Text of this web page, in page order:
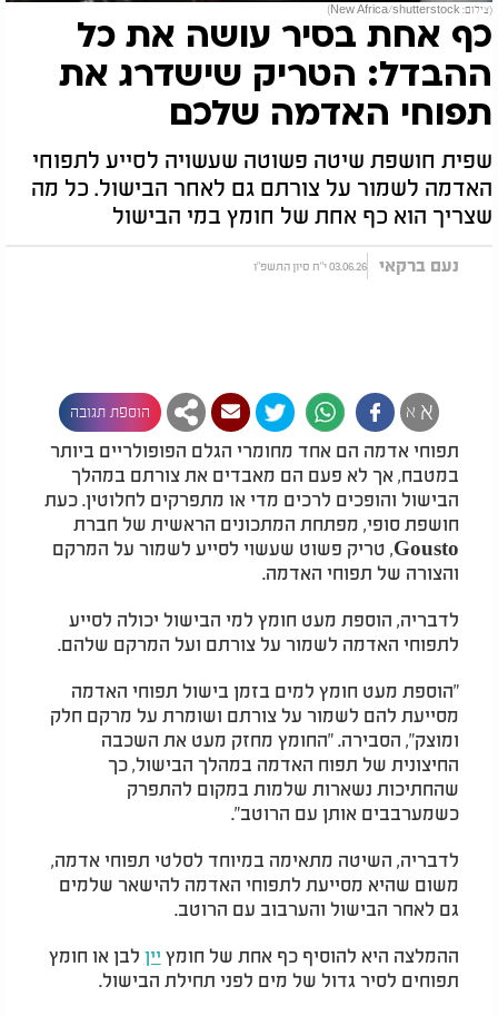
(צילום: New Africa/shutterstock)
כף אחת בסיר עושה את כל
ההבדל: הטריק שישדרג את
תפוחי האדמה שלכם
שפית חושפת שיטה פשוטה שעשויה לסייע לתפוחי
האדמה לשמור על צורתם גם לאחר הבישול. כל מה
שצריך הוא כף אחת של חומץ במי הבישול
נעם ברקאי 03.06.26 י"ח סיון התשפ"ו
א א הוספת תגובה
תפוחי אדמה הם אחד מחומרי הגלם הפופולריים ביותר
במטבח, אך לא פעם הם מאבדים את צורתם במהלך
הבישול והופכים לרכים מדי או מתפרקים לחלוטין. כעת
חושפת סופי, מפתחת המתכונים הראשית של חברת
Gousto, טריק פשוט שעשוי לסייע לשמור על המרקם
והצורה של תפוחי האדמה.
לדבריה, הוספת מעט חומץ למי הבישול יכולה לסייע
לתפוחי האדמה לשמור על צורתם ועל המרקם שלהם.
"הוספת מעט חומץ למים בזמן בישול תפוחי האדמה
מסייעת להם לשמור על צורתם ושומרת על מרקם חלק
ומוצק", הסבירה. "החומץ מחזק מעט את השכבה
החיצונית של תפוח האדמה במהלך הבישול, כך
שהחתיכות נשארות שלמות במקום להתפרק
כשמערבבים אותן עם הרוטב".
לדבריה, השיטה מתאימה במיוחד לסלטי תפוחי אדמה,
משום שהיא מסייעת לתפוחי האדמה להישאר שלמים
גם לאחר הבישול והערבוב עם הרוטב.
ההמלצה היא להוסיף כף אחת של חומץ יין לבן או חומץ
תפוחים לסיר גדול של מים לפני תחילת הבישול.